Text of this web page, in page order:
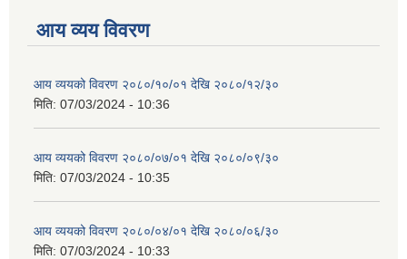
आय व्यय विवरण
आय व्ययको विवरण २०८०/१०/०१ देखि २०८०/१२/३०
मिति: 07/03/2024 - 10:36
आय व्ययको विवरण २०८०/०७/०१ देखि २०८०/०९/३०
मिति: 07/03/2024 - 10:35
आय व्ययको विवरण २०८०/०४/०१ देखि २०८०/०६/३०
मिति: 07/03/2024 - 10:33